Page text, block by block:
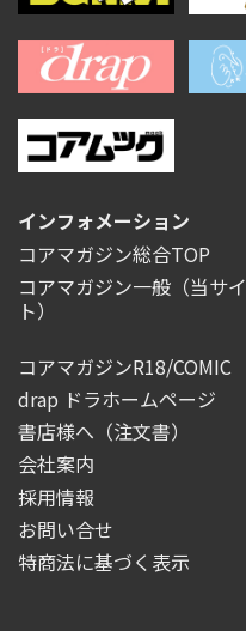
インフォメーション
コアマガジン総合TOP
コアマガジン一般 （当サイ
ト）
コアマガジンR18/COMIC
drap ドラホームページ
書店様へ（注文書）
会社案内
採用情報
お問い合せ
特商法に基づく表示